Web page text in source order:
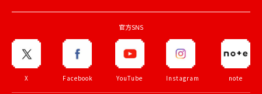
官方SNS
X Facebook YouTube Instagram note